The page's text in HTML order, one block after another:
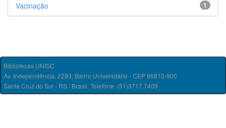
1
Vacinação
Bibliotecas UNISC
Av. Independência, 2293, Bairro Universitário - CEP 96815-900
Santa Cruz do Sul - RS / Brasil. Telefone: (51)3717.7409